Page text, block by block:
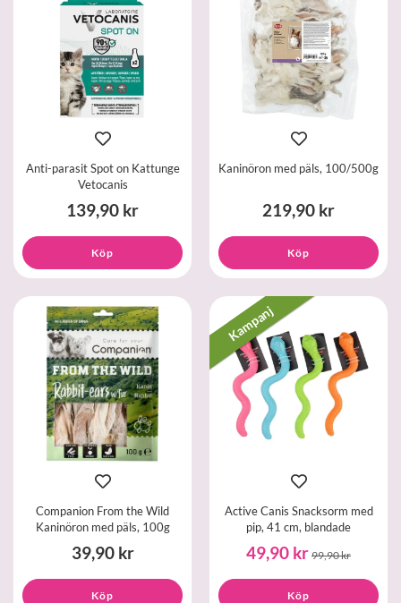
Anti-parasit Spot on Kattunge
Vetocanis
139,90 kr
Köp
Kaninöron med päls, 100/500g
219,90 kr
Köp
Companion From the Wild
Kaninöron med päls, 100g
39,90 kr
Köp
Kampanj
Active Canis Snacksorm med
pip, 41 cm, blandade
49,90 kr 99,90 kr
Köp